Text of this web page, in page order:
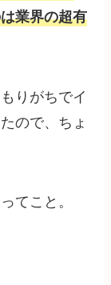
業界の超有
りがちでイ
ので、ちょ
てこと。